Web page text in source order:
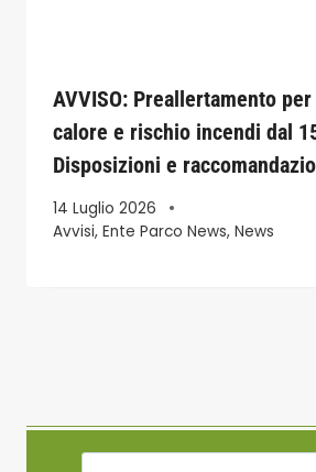
AVVISO: Preallertamento
calore e rischio incendi dal
Disposizioni e
14 Luglio 2026
Avvisi, Ente Parco News, News